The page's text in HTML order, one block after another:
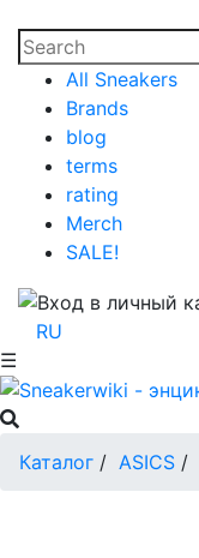
All Sneakers
Brands
blog
terms
rating
Merch
SALE!
RU
☰
Каталог / ASICS /